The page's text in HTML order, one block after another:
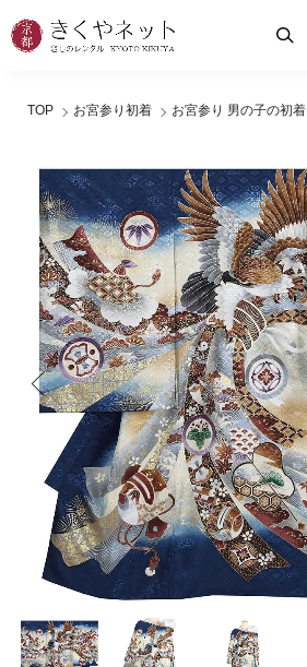
TOP お宮参り初着 お宮参り 男の子の初着